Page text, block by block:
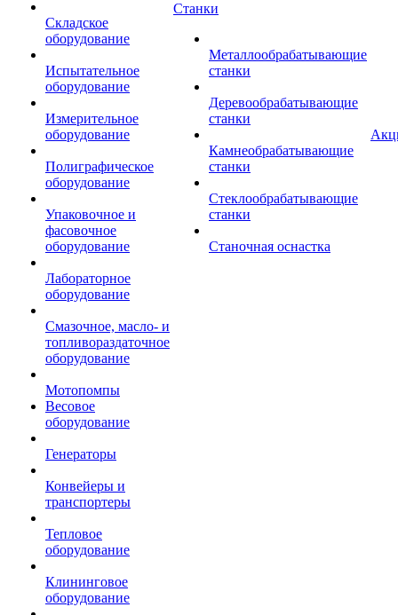
Складское
оборудование
Испытательное
оборудование
Измерительное
оборудование
Полиграфическое
оборудование
Упаковочное и
фасовочное
оборудование
Лабораторное
оборудование
Смазочное, масло- и
топливораздаточное
оборудование
Мотопомпы
Весовое
оборудование
Генераторы
Конвейеры и
транспортеры
Тепловое
оборудование
Клининговое
оборудование
Станки
Металлообрабатывающие
станки
Деревообрабатывающие
станки
Камнеобрабатывающие
станки
Стеклообрабатывающие
станки
Станочная оснастка